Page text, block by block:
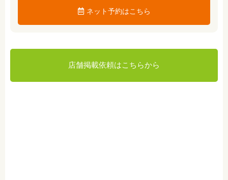
ネット予約はこちら
店舗掲載依頼はこちらから